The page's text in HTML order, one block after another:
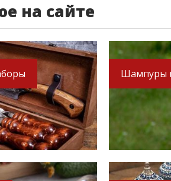
на сайте
Шампуры